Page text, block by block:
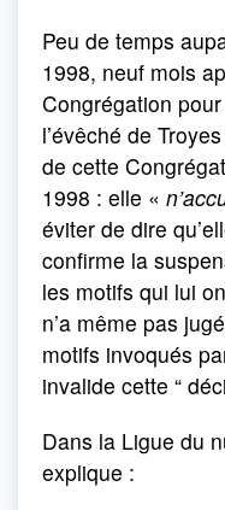
Peu de temps
1998, neuf mois
Congrégation
l’évêché de
de cette
1998 : elle «
éviter de dire
confirme la
les motifs qui lui
n’a même pas
motifs invoqués
invalide cette “
Dans la Ligue du
explique :